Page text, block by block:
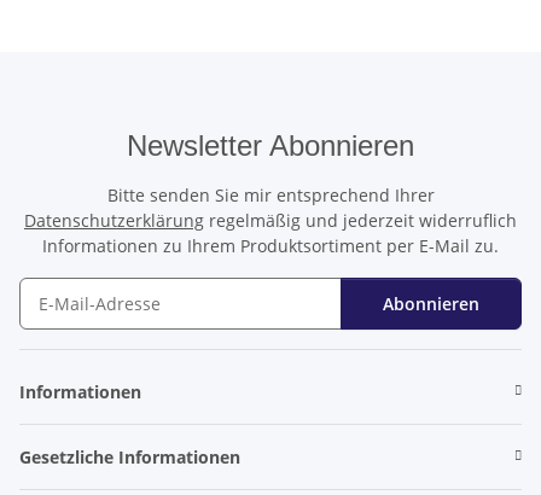
Newsletter Abonnieren
Bitte senden Sie mir entsprechend Ihrer
Datenschutzerklärung regelmäßig und jederzeit widerruflich
Informationen zu Ihrem Produktsortiment per E-Mail zu.
Abonnieren
Informationen
Gesetzliche Informationen